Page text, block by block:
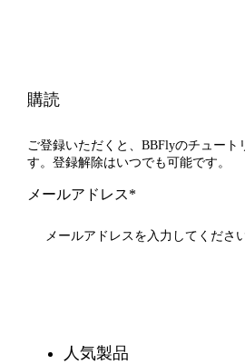
購読
ご登録いただくと、BBFlyのチュー
す。登録解除はいつでも可能です。
メールアドレス*
人気製品